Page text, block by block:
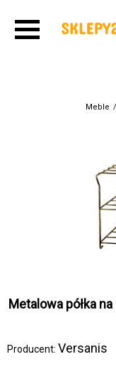
Meble /
Metalowa półka
Producent: Versanis